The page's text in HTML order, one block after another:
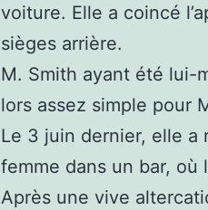
voiture. Elle a coincé
sièges arrière.
M. Smith ayant été lui-
lors assez simple pour
Le 3 juin dernier, elle a
femme dans un bar,
Après une vive